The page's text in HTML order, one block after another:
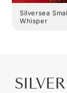
Silversea
Whisper